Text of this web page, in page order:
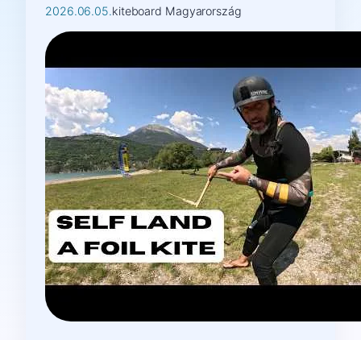
2026.06.05.kiteboard Magyarország